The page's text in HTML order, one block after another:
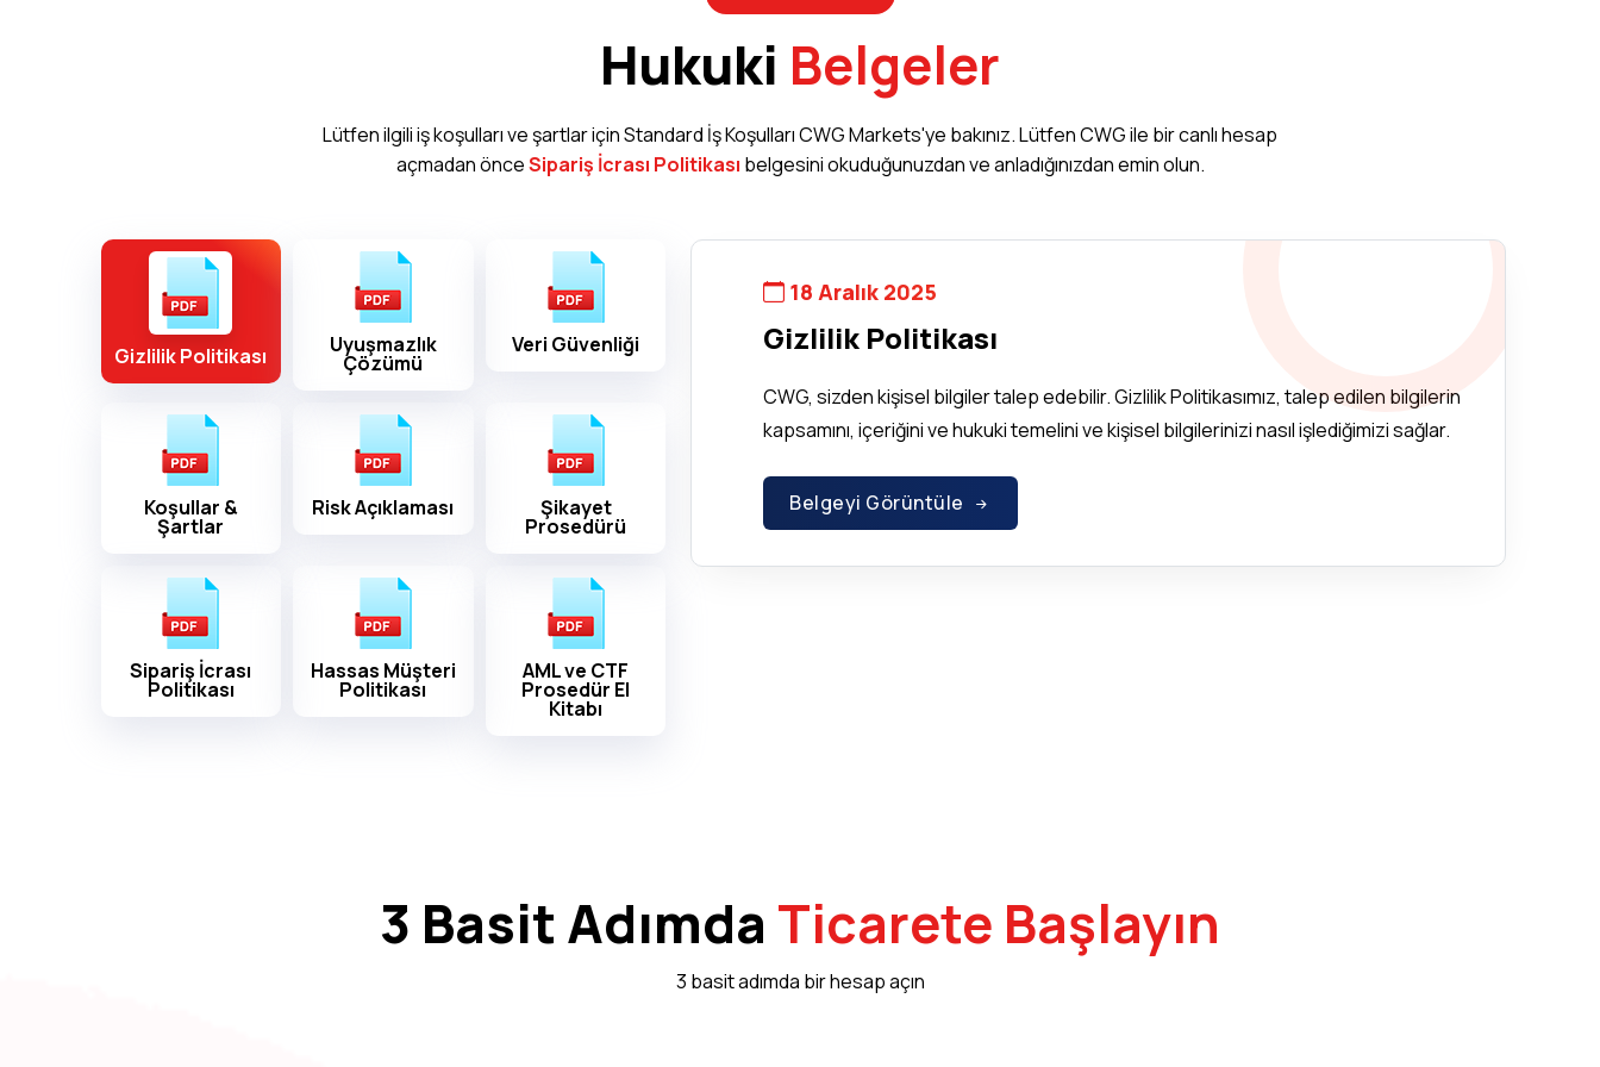
Hukuki Belgeler
Lütfen ilgili iş koşulları ve şartlar için Standard İş Koşulları CWG Markets'ye bakınız. Lütfen CWG ile bir canlı hesap
açmadan önceSipariş İcrası Politikası belgesini okuduğunuzdan ve anladığınızdan emin olun.
Gizlilik Politikası Uyuşmazlık
Çözümü
Veri Güvenliği
Koşullar &
Şartlar
Risk Açıklaması Şikayet
Prosedürü
Sipariş İcrası
Politikası
Hassas Müşteri
Politikası
AML ve CTF
Prosedür El
Kitabı
18 Aralık 2025
Gizlilik Politikası
CWG, sizden kişisel bilgiler talep edebilir. Gizlilik Politikasımız, talep edilen bilgilerin
kapsamını, içeriğini ve hukuki temelini ve kişisel bilgilerinizi nasıl işlediğimizi sağlar.
Belgeyi Görüntüle
3 Basit Adımda Ticarete Başlayın
3 basit adımda bir hesap açın